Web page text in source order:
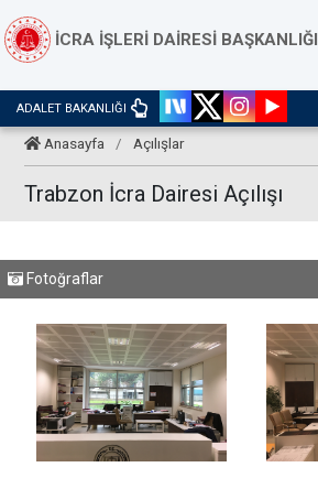
İCRA İŞLERİ DAİRESİ BAŞKANLIĞI
ADALET BAKANLIĞI
Anasayfa / Açılışlar
Trabzon İcra Dairesi Açılışı
Fotoğraflar